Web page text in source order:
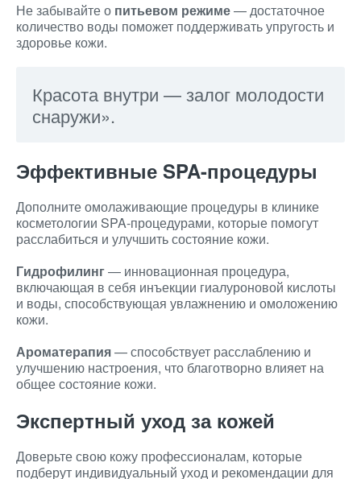
Не забывайте о питьевом режиме— достаточное
количество воды поможет поддерживать упругость и
здоровье кожи.
Красота внутри — залог молодости
снаружи».
Эффективные SPA-процедуры
Дополните омолаживающие процедуры в клинике
косметологии SPA-процедурами, которые помогут
расслабиться и улучшить состояние кожи.
Гидрофилинг— инновационная процедура,
включающая в себя инъекции гиалуроновой кислоты
и воды, способствующая увлажнению и омоложению
кожи.
Ароматерапия— способствует расслаблению и
улучшению настроения, что благотворно влияет на
общее состояние кожи.
Экспертный уход за кожей
Доверьте свою кожу профессионалам, которые
подберут индивидуальный уход и рекомендации для